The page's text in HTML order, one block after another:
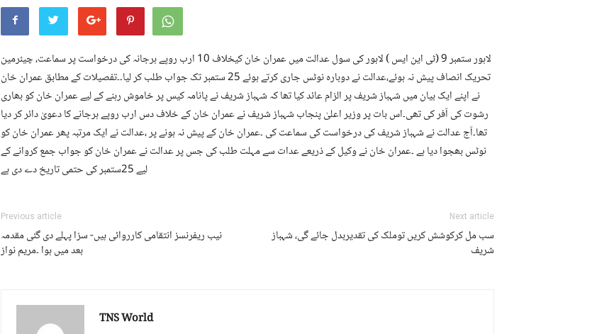
لاہور ستمبر 9 (ٹی این ایس ) لاہور کی سول عدالت میں عمران خان کیخلاف 10 ارب روپے ہرجانہ کی درخواست پر سماعت، چیئرمین
تحریک انصاف پیش نہ ہوئے،عدالت نے دوبارہ نوٹس جاری کرتے ہوئے 25 ستمبر تک جواب طلب کر لیا۔۔تفصیلات کے مطابق عمران خان
نے اپنے ایک بیان میں شہباز شریف پر الزام عائد کیا تھا کہ شہباز شریف نے پانامہ کیس پر خاموش رہنے کے لیے عمران خان کو بھاری
رشوت کی آفر کی تھی۔اس بات پر وزیر اعلیٰ پنجاب شہباز شریف نے عمران خان کے خلاف دس ارب روپے ہرجانے کا دعویٰ دائر کر دیا
تھا۔آج عدالت نے شہباز شریف کی درخواست کی سماعت کی ۔عمران خان کے پیش نہ ہونے پر ،عدالت نے ایک مرتبہ پھر عمران خان کو
نوٹس بھجوا دیا ہے ۔عمران خان نے وکیل کے ذریعے عدات سے مہلت طلب کی جس پر عدالت نے عمران خان کو جواب جمع کروانے کے
لیے 25ستمبر کی حتمی تاریخ دے دی ہے
Previous article
نیب ریفرنسز انتقامی کارروائی ہیں- سزا پہلے دی گئی مقدمہ
بعد میں ہوا ۔مریم نواز
Next article
سب مل کرکوشش کریں توملک کی تقدیربدل جائے گی، شہباز
شریف
TNS World